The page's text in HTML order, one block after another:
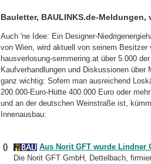
Bauletter, BAULINKS.de-Meldungen,
Auch 'ne Idee: Ein Designer-
von Wien, wird aktuell von seinem
hausverlosung-semmering.at über 5.000
Kaufverhandlungen und Diskussionen
ganz wichtig: Sofern man ausreichend
200.000-Euro-Hütte 400.000 Euro oder
und an der deutschen Weinstraße ist,
Innenausbau:
()
Aus Norit GFT wurde Lindner
Die Norit GFT GmbH, Dettelbach,